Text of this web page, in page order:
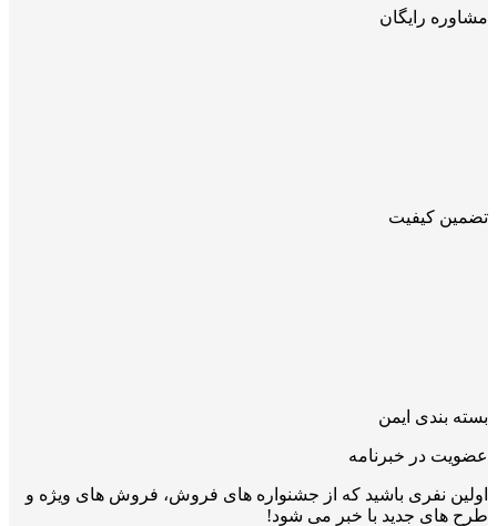
مشاوره رایگان
تضمین کیفیت
بسته بندی ایمن
عضویت در خبرنامه
اولین نفری باشید که از جشنواره های فروش، فروش های ویژه و
طرح های جدید با خبر می شود!